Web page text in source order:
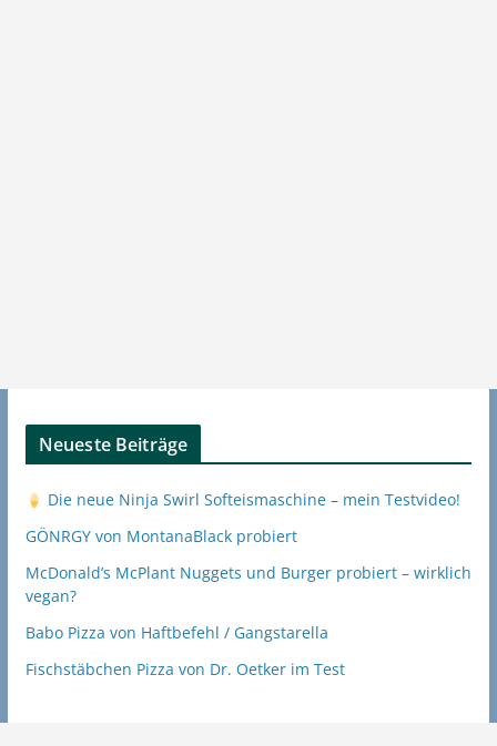
Neueste Beiträge
Die neue Ninja Swirl Softeismaschine – mein Testvideo!
GÖNRGY von MontanaBlack probiert
McDonald’s McPlant Nuggets und Burger probiert – wirklich
vegan?
Babo Pizza von Haftbefehl / Gangstarella
Fischstäbchen Pizza von Dr. Oetker im Test